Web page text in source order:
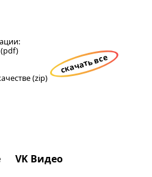
(zip)
скачать все
VK Видео